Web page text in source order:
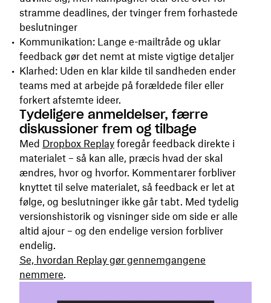
stramme deadlines, der tvinger frem forhastede
beslutninger
Kommunikation: Lange e-mailtråde og uklar
feedback gør det nemt at miste vigtige detaljer
Klarhed: Uden en klar kilde til sandheden ender
teams med at arbejde på forældede filer eller
forkert afstemte ideer.
Tydeligere anmeldelser, færre
diskussioner frem og tilbage
Med Dropbox Replay foregår feedback direkte i
materialet – så kan alle, præcis hvad der skal
ændres, hvor og hvorfor. Kommentarer forbliver
knyttet til selve materialet, så feedback er let at
følge, og beslutninger ikke går tabt. Med tydelig
versionshistorik og visninger side om side er alle
altid ajour – og den endelige version forbliver
endelig.
Se, hvordan Replay gør gennemgangene
nemmere.